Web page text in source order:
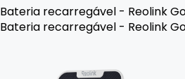
Bateria recarregável - Reolink
Bateria recarregável - Reolink